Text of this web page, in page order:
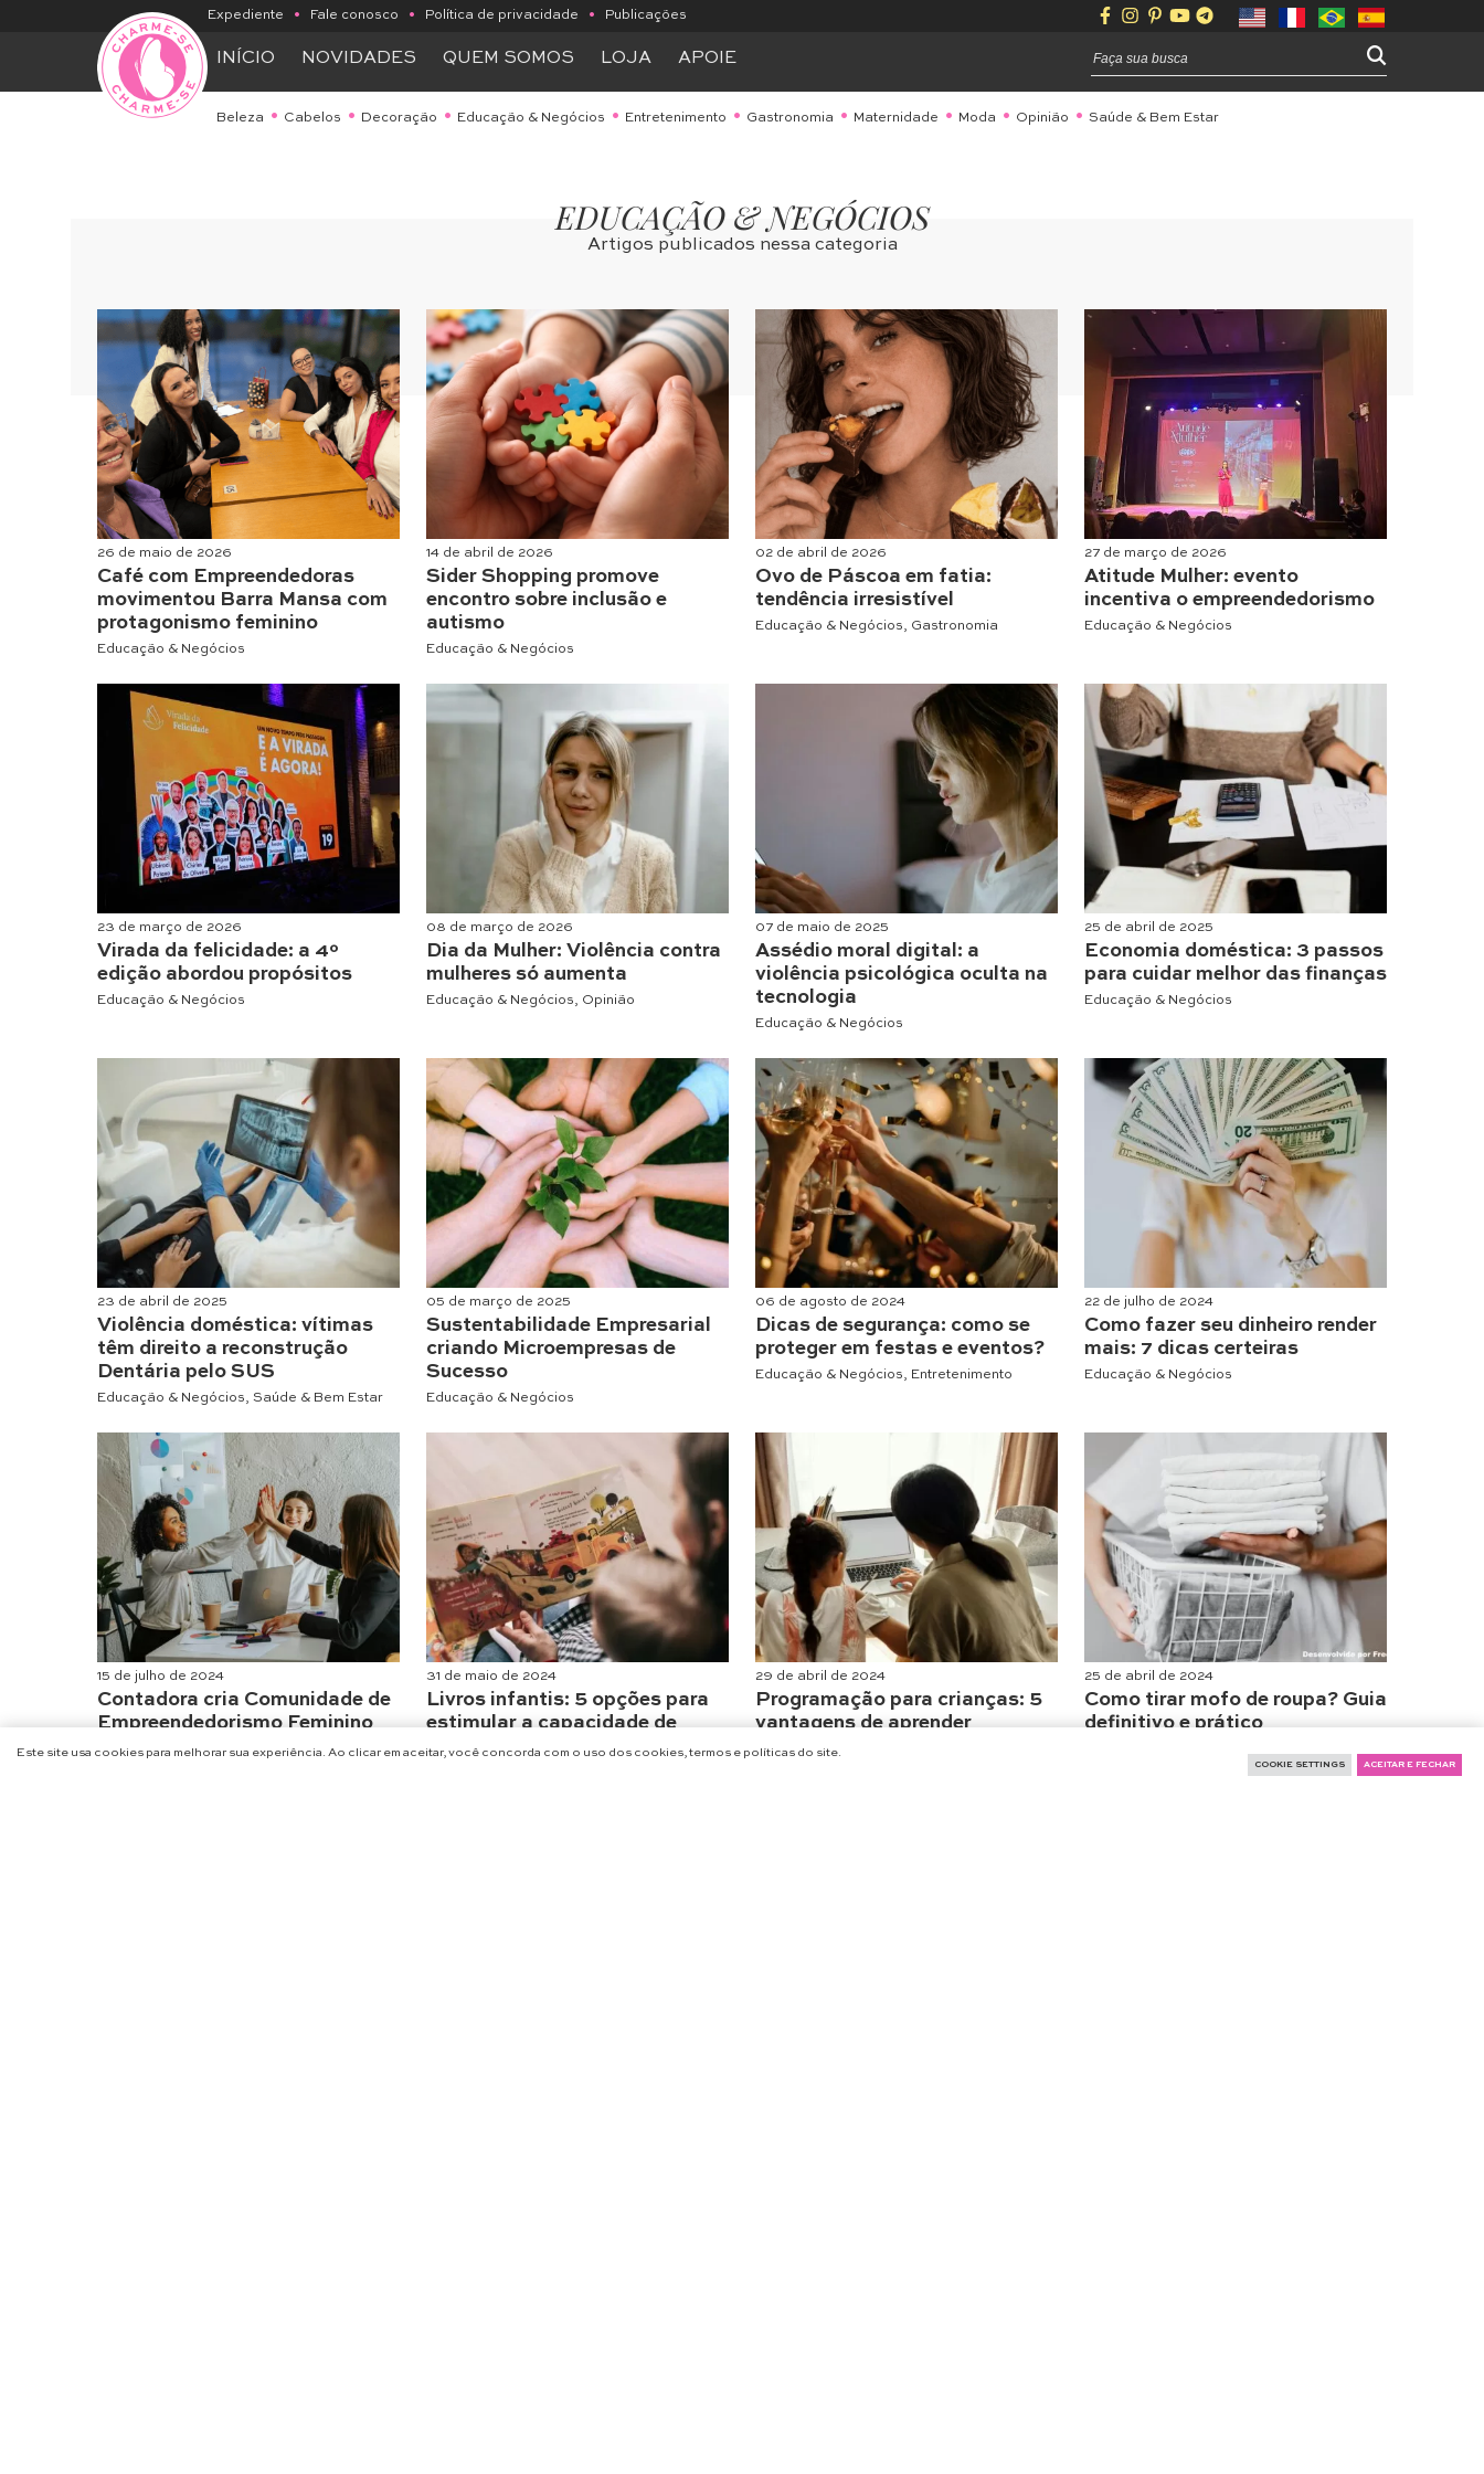
Expediente • Fale conosco • Política de privacidade • Publicações
INÍCIO NOVIDADES QUEM SOMOS LOJA APOIE
Beleza Cabelos Decoração Educação & Negócios Entretenimento Gastronomia Maternidade Moda Opinião Saúde & Bem Estar
EDUCAÇÃO & NEGÓCIOS
Artigos publicados nessa categoria
26 de maio de 2026
Café com Empreendedoras
movimentou Barra Mansa com
protagonismo feminino
Educação & Negócios
14 de abril de 2026
Sider Shopping promove
encontro sobre inclusão e
autismo
Educação & Negócios
02 de abril de 2026
Ovo de Páscoa em fatia:
tendência irresistível
Educação & Negócios, Gastronomia
27 de março de 2026
Atitude Mulher: evento
incentiva o empreendedorismo
Educação & Negócios
23 de março de 2026
Virada da felicidade: a 4º
edição abordou propósitos
Educação & Negócios
08 de março de 2026
Dia da Mulher: Violência contra
mulheres só aumenta
Educação & Negócios, Opinião
07 de maio de 2025
Assédio moral digital: a
violência psicológica oculta na
tecnologia
Educação & Negócios
25 de abril de 2025
Economia doméstica: 3 passos
para cuidar melhor das finanças
Educação & Negócios
23 de abril de 2025
Violência doméstica: vítimas
têm direito a reconstrução
Dentária pelo SUS
Educação & Negócios, Saúde & Bem Estar
05 de março de 2025
Sustentabilidade Empresarial
criando Microempresas de
Sucesso
Educação & Negócios
06 de agosto de 2024
Dicas de segurança: como se
proteger em festas e eventos?
Educação & Negócios, Entretenimento
22 de julho de 2024
Como fazer seu dinheiro render
mais: 7 dicas certeiras
Educação & Negócios
15 de julho de 2024
Contadora cria Comunidade de
Empreendedorismo Feminino
Educação & Negócios
31 de maio de 2024
Livros infantis: 5 opções para
estimular a capacidade de
inventar
29 de abril de 2024
Programação para crianças: 5
vantagens de aprender
tecnologia
25 de abril de 2024
Como tirar mofo de roupa? Guia
definitivo e prático
Este site usa cookies para melhorar sua experiência. Ao clicar em aceitar, você concorda com o uso dos cookies, termos e políticas do site.
COOKIE SETTINGS ACEITAR E FECHAR